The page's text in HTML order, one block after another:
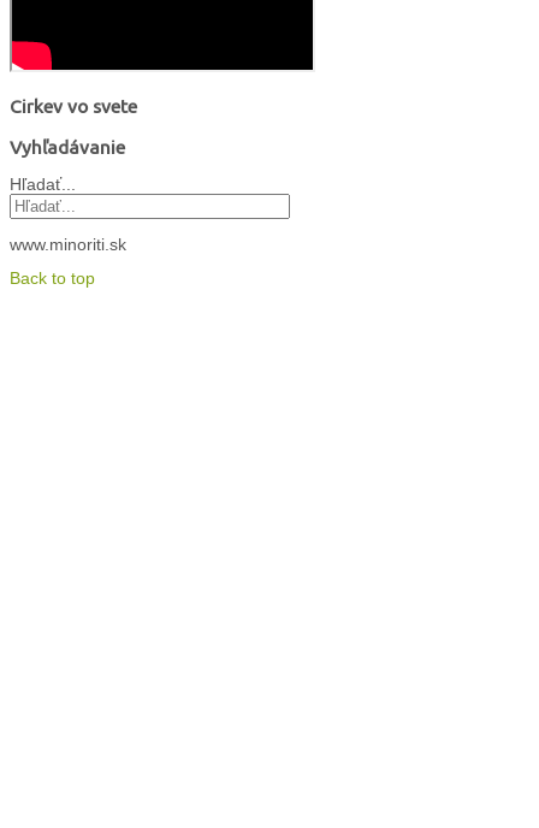
Cirkev vo svete
Vyhľadávanie
Hľadať...
www.minoriti.sk
Back to top